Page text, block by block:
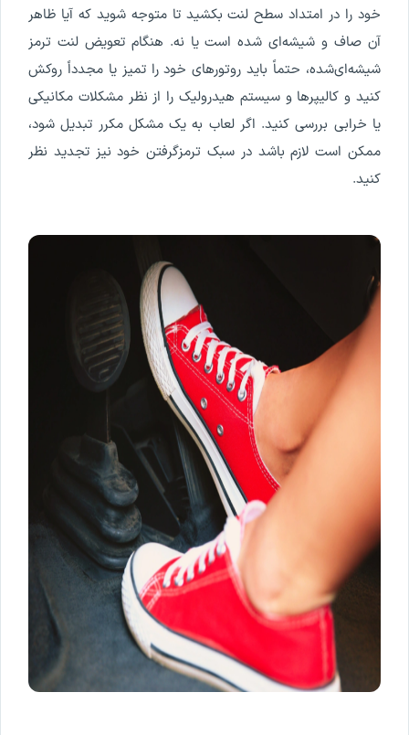
خود را در امتداد سطح لنت بکشید تا متوجه شوید که آیا ظاهر
آن صاف و شیشه‌ای شده است یا نه. هنگام تعویض لنت ترمز
شیشه‌ای‌شده، حتماً باید روتورهای خود را تمیز یا مجدداً روکش
کنید و کالیپرها و سیستم هیدرولیک را از نظر مشکلات مکانیکی
یا خرابی بررسی کنید. اگر لعاب به یک مشکل مکرر تبدیل شود،
ممکن است لازم باشد در سبک ترمزگرفتن خود نیز تجدید نظر
کنید.